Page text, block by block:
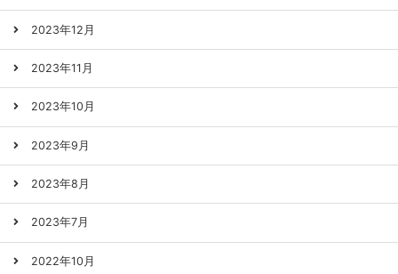
2023年12月
2023年11月
2023年10月
2023年9月
2023年8月
2023年7月
2022年10月